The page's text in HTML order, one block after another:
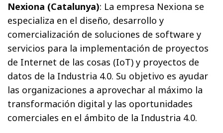
Nexiona (Catalunya): La empresa Nexiona se
especializa en el diseño, desarrollo y
comercialización de soluciones de software y
servicios para la implementación de proyectos
de Internet de las cosas (IoT) y proyectos de
datos de la Industria 4.0. Su objetivo es ayudar
las organizaciones a aprovechar al máximo la
transformación digital y las oportunidades
comerciales en el ámbito de la Industria 4.0.